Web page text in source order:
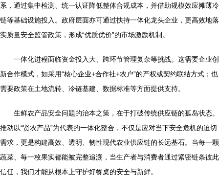
系，通过集中检测、统一认证降低整体合规成本，并借助规模效应摊薄冷
链等基础设施投入。政府层面亦可通过扶持一体化龙头企业，更高效地落
实质量安全监管政策，形成“优质优价”的市场激励机制。
一体化进程面临资金投入大、跨环节管理复杂等挑战。这需要企业创
新合作模式，如采用“核心企业+合作社+农户”的产权或契约联结方式；也
需要政策在土地流转、冷链基建、数据标准等方面提供支持。
生鲜农产品安全问题的治本之策，在于打破传统供应链的孤岛状态。
推动以“贤农产品”为代表的一体化整合，不仅是应对当下安全危机的迫切
需求，更是构建高效、透明、韧性现代农业供应链的长远基石。当每一颗
蔬菜、每一枚果实都能被完整追溯，当生产者与消费者通过紧密链条彼此
信任，我们才能从根本上守护好餐桌的安全与新鲜。